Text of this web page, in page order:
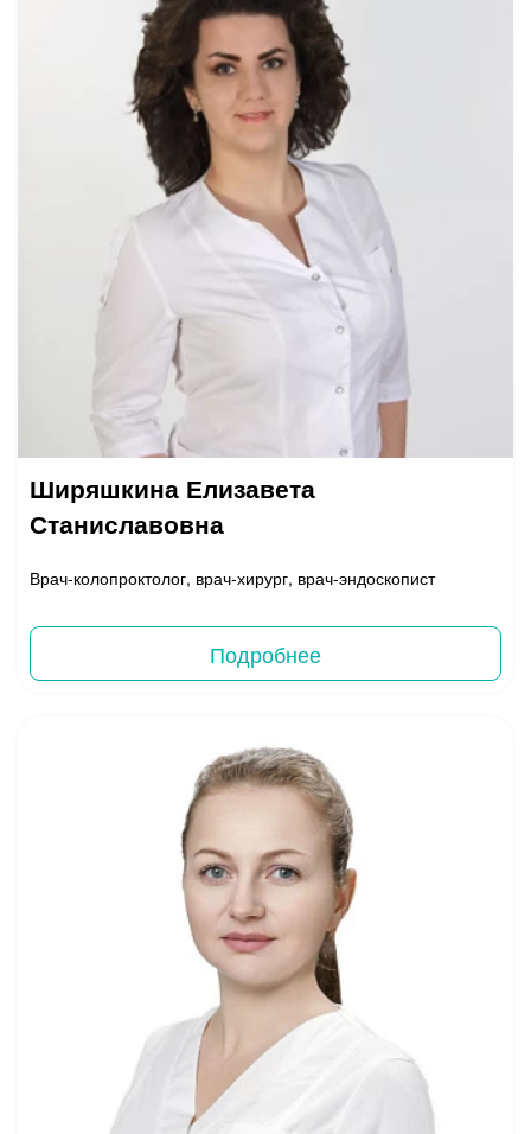
Ширяшкина Елизавета
Станиславовна
Врач-колопроктолог, врач-хирург, врач-эндоскопист
Подробнее